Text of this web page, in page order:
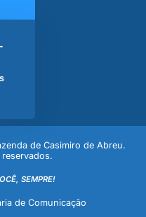
de Casimiro de Abreu.
SEMPRE!
de Comunicação